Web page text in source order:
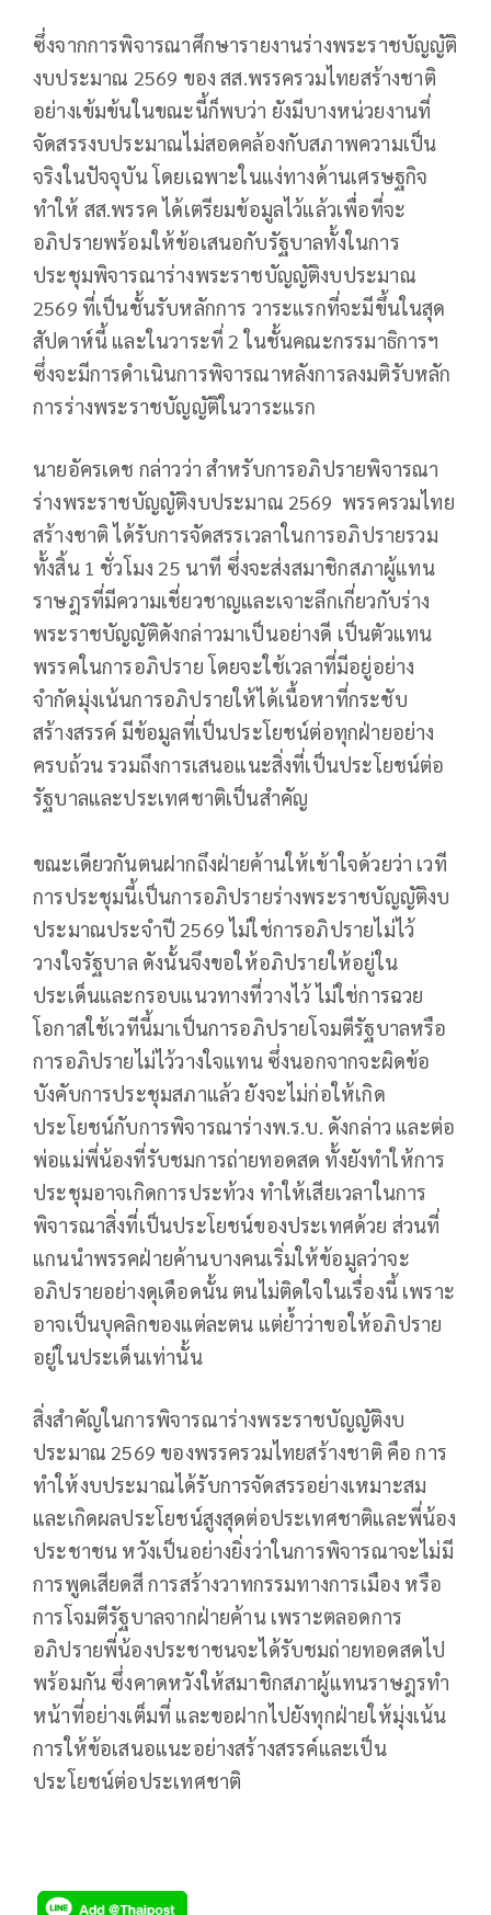
ซึ่งจากการพิจารณาศึกษารายงานร่างพระราชบัญญัติ
งบประมาณ 2569 ของ สส.พรรครวมไทยสร้างชาติ
อย่างเข้มข้นในขณะนี้ก็พบว่า ยังมีบางหน่วยงานที่
จัดสรรงบประมาณไม่สอดคล้องกับสภาพความเป็น
จริงในปัจจุบัน โดยเฉพาะในแง่ทางด้านเศรษฐกิจ
ทำให้ สส.พรรค ได้เตรียมข้อมูลไว้แล้วเพื่อที่จะ
อภิปรายพร้อมให้ข้อเสนอกับรัฐบาลทั้งในการ
ประชุมพิจารณาร่างพระราชบัญญัติงบประมาณ
2569 ที่เป็นชั้นรับหลักการ วาระแรกที่จะมีขึ้นในสุด
สัปดาห์นี้ และในวาระที่ 2 ในชั้นคณะกรรมาธิการฯ
ซึ่งจะมีการดำเนินการพิจารณาหลังการลงมติรับหลัก
การร่างพระราชบัญญัติในวาระแรก
นายอัครเดช กล่าวว่า สำหรับการอภิปรายพิจารณา
ร่างพระราชบัญญัติงบประมาณ 2569 พรรครวมไทย
สร้างชาติ ได้รับการจัดสรรเวลาในการอภิปรายรวม
ทั้งสิ้น 1 ชั่วโมง 25 นาที ซึ่งจะส่งสมาชิกสภาผู้แทน
ราษฎรที่มีความเชี่ยวชาญและเจาะลึกเกี่ยวกับร่าง
พระราชบัญญัติดังกล่าวมาเป็นอย่างดี เป็นตัวแทน
พรรคในการอภิปราย โดยจะใช้เวลาที่มีอยู่อย่าง
จำกัดมุ่งเน้นการอภิปรายให้ได้เนื้อหาที่กระชับ
สร้างสรรค์ มีข้อมูลที่เป็นประโยชน์ต่อทุกฝ่ายอย่าง
ครบถ้วน รวมถึงการเสนอแนะสิ่งที่เป็นประโยชน์ต่อ
รัฐบาลและประเทศชาติเป็นสำคัญ
ขณะเดียวกันตนฝากถึงฝ่ายค้านให้เข้าใจด้วยว่า เวที
การประชุมนี้เป็นการอภิปรายร่างพระราชบัญญัติงบ
ประมาณประจำปี 2569 ไม่ใช่การอภิปรายไม่ไว้
วางใจรัฐบาล ดังนั้นจึงขอให้อภิปรายให้อยู่ใน
ประเด็นและกรอบแนวทางที่วางไว้ ไม่ใช่การฉวย
โอกาสใช้เวทีนี้มาเป็นการอภิปรายโจมตีรัฐบาลหรือ
การอภิปรายไม่ไว้วางใจแทน ซึ่งนอกจากจะผิดข้อ
บังคับการประชุมสภาแล้ว ยังจะไม่ก่อให้เกิด
ประโยชน์กับการพิจารณาร่างพ.ร.บ. ดังกล่าว และต่อ
พ่อแม่พี่น้องที่รับชมการถ่ายทอดสด ทั้งยังทำให้การ
ประชุมอาจเกิดการประท้วง ทำให้เสียเวลาในการ
พิจารณาสิ่งที่เป็นประโยชน์ของประเทศด้วย ส่วนที่
แกนนำพรรคฝ่ายค้านบางคนเริ่มให้ข้อมูลว่าจะ
อภิปรายอย่างดุเดือดนั้น ตนไม่ติดใจในเรื่องนี้ เพราะ
อาจเป็นบุคลิกของแต่ละตน แต่ย้ำว่าขอให้อภิปราย
อยู่ในประเด็นเท่านั้น
สิ่งสำคัญในการพิจารณาร่างพระราชบัญญัติงบ
ประมาณ 2569 ของพรรครวมไทยสร้างชาติ คือ การ
ทำให้งบประมาณได้รับการจัดสรรอย่างเหมาะสม
และเกิดผลประโยชน์สูงสุดต่อประเทศชาติและพี่น้อง
ประชาชน หวังเป็นอย่างยิ่งว่าในการพิจารณาจะไม่มี
การพูดเสียดสี การสร้างวาทกรรมทางการเมือง หรือ
การโจมตีรัฐบาลจากฝ่ายค้าน เพราะตลอดการ
อภิปรายพี่น้องประชาชนจะได้รับชมถ่ายทอดสดไป
พร้อมกัน ซึ่งคาดหวังให้สมาชิกสภาผู้แทนราษฎรทำ
หน้าที่อย่างเต็มที่ และขอฝากไปยังทุกฝ่ายให้มุ่งเน้น
การให้ข้อเสนอแนะอย่างสร้างสรรค์และเป็น
ประโยชน์ต่อประเทศชาติ